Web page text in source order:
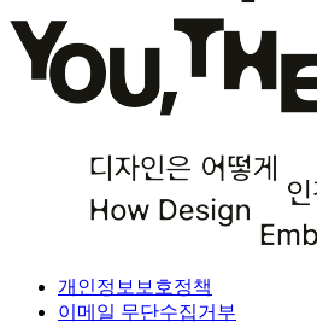
개인정보보호정책
이메일 무단수집거부